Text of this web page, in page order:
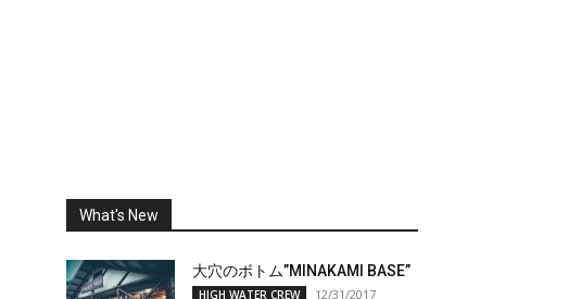
What's New
大穴のボトム”MINAKAMI BASE”
HIGH WATER CREW 12/31/2017